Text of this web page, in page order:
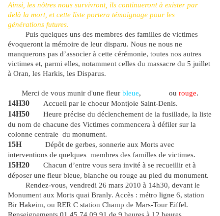
Ainsi, les nôtres nous survivront, ils continueront à exister par
delà la mort, et cette liste portera témoignage pour les
générations futures.
Puis quelques uns des membres des familles de victimes
évoqueront la mémoire de leur disparu. Nous ne nous ne
manquerons pas d’associer à cette cérémonie, toutes nos autres
victimes et, parmi elles, notamment celles du massacre du 5 juillet
à Oran, les Harkis, les Disparus.
Merci de vous munir d'une fleur bleue, ou rouge.
14H30 Accueil par le choeur Montjoie Saint-Denis.
14H50
Heure précise du déclenchement de la fusillade, la liste
du nom de chacune des Victimes commencera à défiler sur la
colonne centrale du monument.
15H
Dépôt de gerbes, sonnerie aux Morts avec
interventions de quelques membres des familles de victimes.
15H20
Chacun d’entre vous sera invité à se recueillir et à
déposer une fleur bleue, blanche ou rouge au pied du monument.
Rendez-vous, vendredi 26 mars 2010 à 14h30, devant le
Monument aux Morts quai Branly. Accès : métro ligne 6, station
Bir Hakeim, ou RER C station Champ de Mars-Tour Eiffel.